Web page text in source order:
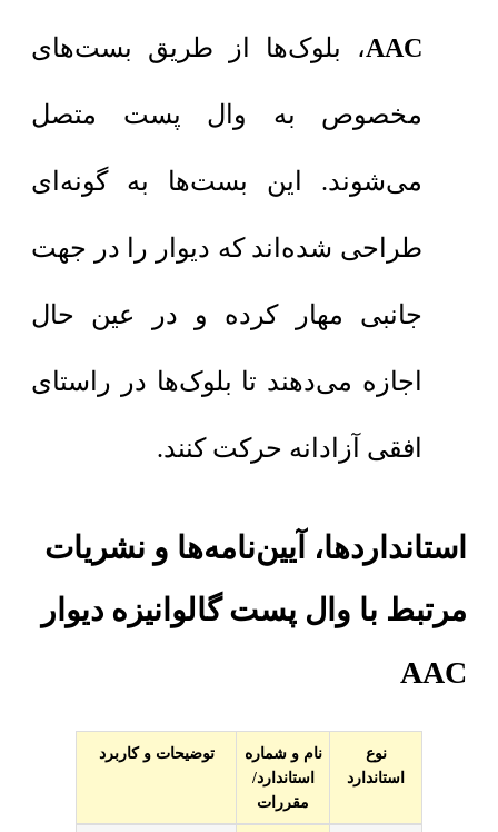
AAC، بلوک‌ها از طریق بست‌های
مخصوص به وال پست متصل
می‌شوند. این بست‌ها به گونه‌ای
طراحی شده‌اند که دیوار را در جهت
جانبی مهار کرده و در عین حال
اجازه می‌دهند تا بلوک‌ها در راستای
افقی آزادانه حرکت کنند.
استانداردها، آیین‌نامه‌ها و نشریات
مرتبط با وال پست گالوانیزه دیوار
AAC
نوع
استاندارد
نام و شماره
استاندارد/
مقررات
توضیحات و کاربرد